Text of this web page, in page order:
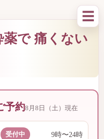
☰
薬で 痛くない
予約8月8日（土）現在
受付中 9時〜24時